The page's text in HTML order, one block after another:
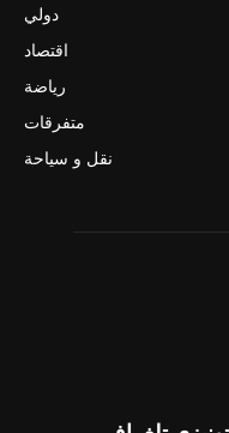
دولي
اقتصاد
رياضة
متفرقات
نقل و سياحة